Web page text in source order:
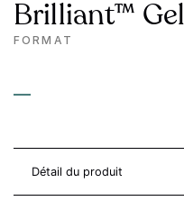
Brilliant™
FORMAT
—
Détail du produit